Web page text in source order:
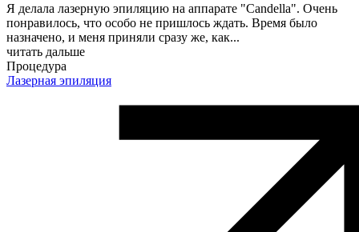
Я делала лазерную эпиляцию​ на аппарате "Candella". Очень
понравилось, что особо не пришлось ждать. Время было
назначено, и меня приняли сразу же, как...
читать дальше
Процедура
Лазерная эпиляция